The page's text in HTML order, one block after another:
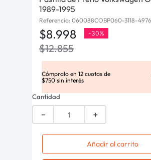
1989-1995
Referencia: 060088COBP060-3118-4976
$8.998 -30%
$12.855
Cómpralo en 12 cuotas de
$750 sin interés
Cantidad
＋
－
Añadir al carrito